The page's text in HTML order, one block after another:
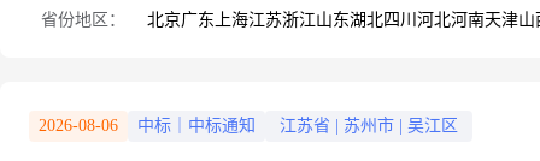
省份地区： 北京广东 上海江苏浙江山东湖北四川 河北河南天津山
2026-08-06 中标｜中标通知 江苏省 苏州市 吴江区